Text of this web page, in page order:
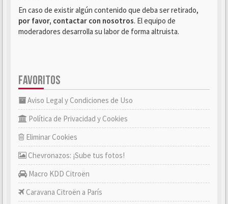
En caso de existir algún contenido que deba ser retirado,
por favor, contactar con nosotros. El equipo de
moderadores desarrolla su labor de forma altruista.
FAVORITOS
Aviso Legal y Condiciones de Uso
Política de Privacidad y Cookies
Eliminar Cookies
Chevronazos: ¡Sube tus fotos!
Macro KDD Citroën
Caravana Citroën a París